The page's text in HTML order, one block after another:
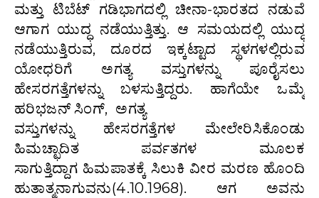
ಮತ್ತು ಟಿಬೆಟ್ ಗಡಿಭಾಗದಲ್ಲಿ ಚೀನಾ-ಭಾರತದ ನಡುವೆ
ಆಗಾಗ ಯುದ್ಧ ನಡೆಯುತ್ತಿತ್ತು. ಆ ಸಮಯದಲ್ಲಿ ಯುದ್ಧ
ನಡೆಯುತ್ತಿರುವ, ದೂರದ ಇಕ್ಕಟ್ಟಾದ ಸ್ಥಳಗಳಲ್ಲಿರುವ
ಯೋಧರಿಗೆ ಅಗತ್ಯ ವಸ್ತುಗಳನ್ನು ಪೂರೈಸಲು
ಹೇಸರಗತ್ತೆಗಳನ್ನು ಬಳಸುತ್ತಿದ್ದರು. ಹಾಗೆಯೇ ಒಮ್ಮೆ
ಹರಿಭಜನ್ ಸಿಂಗ್, ಅಗತ್ಯ
ವಸ್ತುಗಳನ್ನು ಹೇಸರಗತ್ತೆಗಳ ಮೇಲೇರಿಸಿಕೊಂಡು
ಹಿಮಚ್ಛಾದಿತ ಪರ್ವತಗಳ ಮೂಲಕ
ಸಾಗುತ್ತಿದ್ದಾಗ ಹಿಮಪಾತಕ್ಕೆ ಸಿಲುಕಿ ವೀರ ಮರಣ ಹೊಂದಿ
ಹುತಾತ್ಮನಾಗುವನು(4.10.1968). ಆಗ ಅವನು